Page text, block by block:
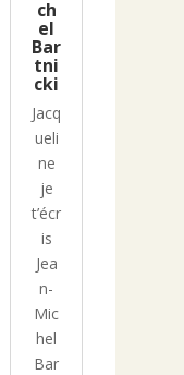
ch
el
Bar
tni
cki
Jacq
ueli
ne
je
t’écr
is
Jea
n-
Mic
hel
Bar